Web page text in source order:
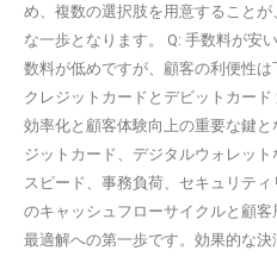
め、複数の選択肢を用意すること
な一歩となります。 Q: 手数料が安
数料が低めですが、顧客の利便性は
クレジットカードとデビットカー
効率化と顧客体験向上の重要な鍵
ジットカード、デジタルウォレッ
スピード、事務負荷、セキュリテ
のキャッシュフローサイクルと顧客
最適解への第一歩です。効果的な